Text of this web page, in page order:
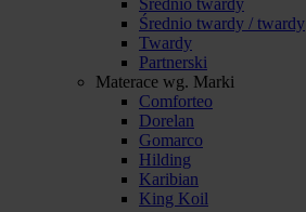
Średnio twardy
Średnio twardy / twardy
Twardy
Partnerski
Materace wg. Marki
Comforteo
Dorelan
Gomarco
Hilding
Karibian
King Koil